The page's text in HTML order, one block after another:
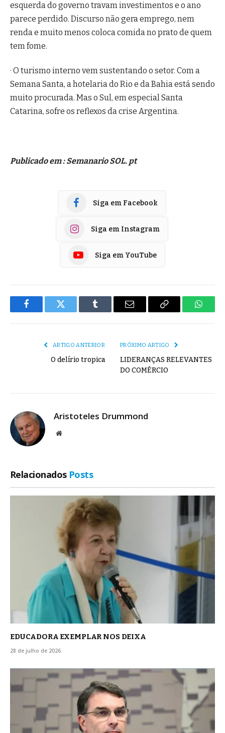
esquerda do governo travam investimentos e o ano
parece perdido. Discurso não gera emprego, nem
renda e muito menos coloca comida no prato de quem
tem fome.
· O turismo interno vem sustentando o setor. Com a
Semana Santa, a hotelaria do Rio e da Bahia está sendo
muito procurada. Mas o Sul, em especial Santa
Catarina, sofre os reflexos da crise Argentina.
Publicado em : Semanario SOL. pt
Siga em Facebook
Siga em Instagram
Siga em YouTube
FacebookTwitter Tumblr
E-
Copiar
ARTIGO ANTERIOR
O delírio tropica
PRÓXIMO ARTIGO
LIDERANÇAS RELEVANTES
DO COMÉRCIO
Aristoteles Drummond
Site
Relacionados Posts
EDUCADORA EXEMPLAR NOS DEIXA
28 de julho de 2026